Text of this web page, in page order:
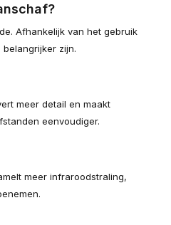
Afhankelijk van het gebruik
zijn.
meer detail en maakt
eenvoudiger.
meer infraroodstraling,